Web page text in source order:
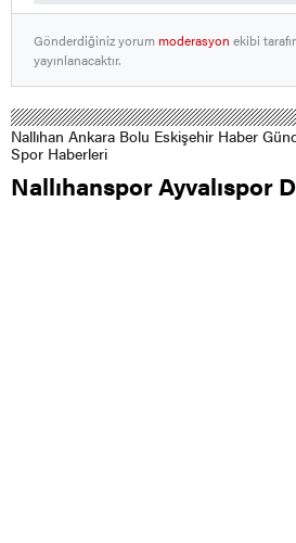
Gönderdiğiniz yorummoderasyon ekibi
yayınlanacaktır.
Nallıhan Ankara Bolu Eskişehir Haber
Spor Haberleri
Nallıhanspor Ayvalıspor